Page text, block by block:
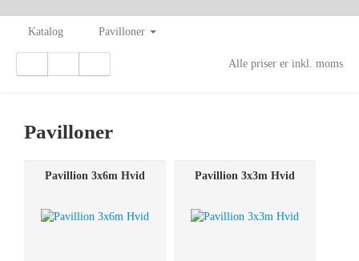
Katalog Pavilloner
Alle priser er inkl. moms
Pavilloner
Pavillion 3x6m Hvid Pavillion 3x3m Hvid